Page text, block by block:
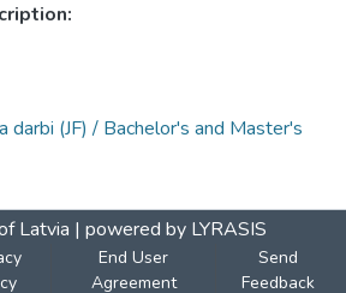
darbi (JF) / Bachelor's and Master's
Latvia | powered by LYRASIS
End User
Agreement
Send
Feedback